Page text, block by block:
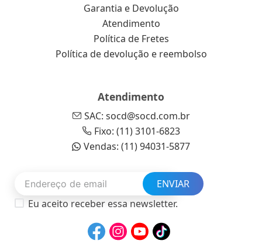
Garantia e Devolução
Atendimento
Política de Fretes
Política de devolução e reembolso
Atendimento
SAC: socd@socd.com.br
Fixo: (11) 3101-6823
Vendas: (11) 94031-5877
ENVIAR
Eu aceito receber essa newsletter.